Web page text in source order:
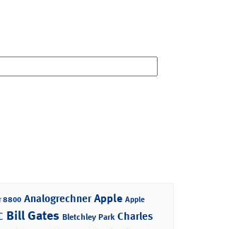
8800 Analogrechner Apple Apple
Bill Gates Bletchley Park Charles